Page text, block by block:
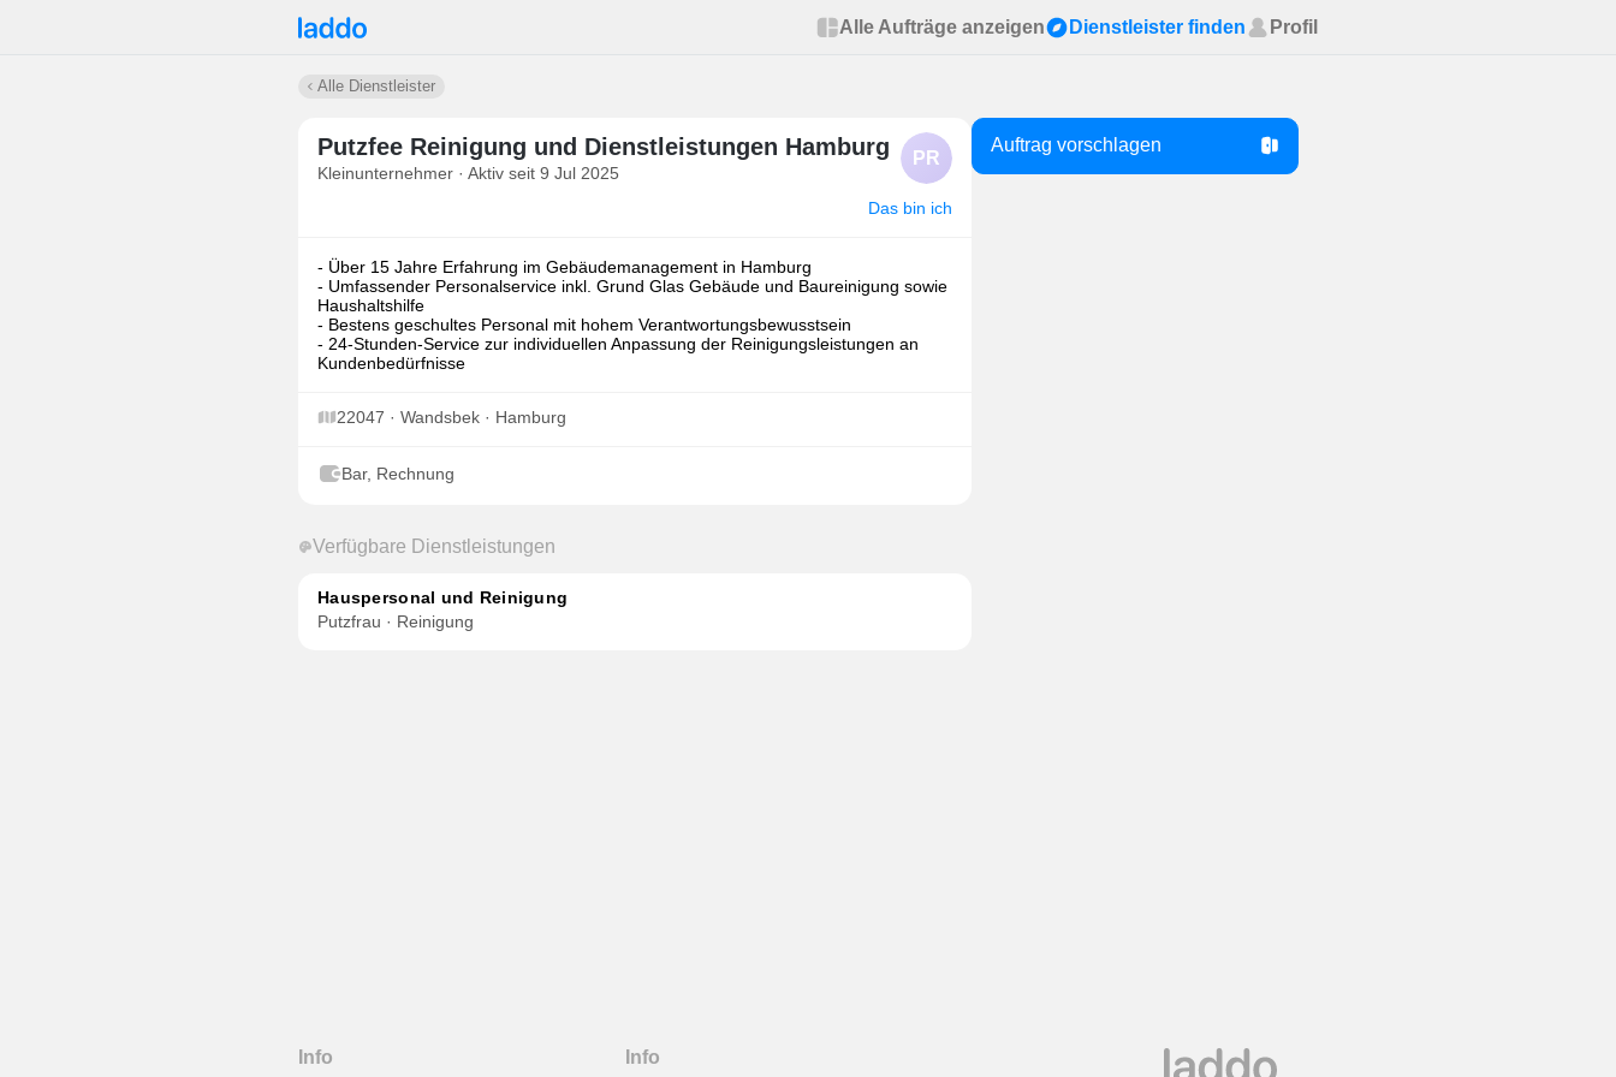
Alle Aufträge anzeigen Dienstleister finden Profil
Alle Dienstleister
Putzfee Reinigung und Dienstleistungen Hamburg
Kleinunternehmer · Aktiv seit 9 Jul 2025
PR
Das bin ich
- Über 15 Jahre Erfahrung im Gebäudemanagement in Hamburg
- Umfassender Personalservice inkl. Grund Glas Gebäude und Baureinigung sowie
Haushaltshilfe
- Bestens geschultes Personal mit hohem Verantwortungsbewusstsein
- 24-Stunden-Service zur individuellen Anpassung der Reinigungsleistungen an
Kundenbedürfnisse
22047 · Wandsbek · Hamburg
Bar, Rechnung
Verfügbare Dienstleistungen
Hauspersonal und Reinigung
Putzfrau · Reinigung
Auftrag vorschlagen
Info Info